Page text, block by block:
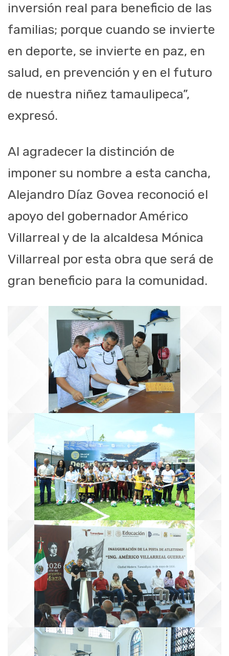
inversión real para beneficio de las
familias; porque cuando se invierte
en deporte, se invierte en paz, en
salud, en prevención y en el futuro
de nuestra niñez tamaulipeca”,
expresó.
Al agradecer la distinción de
imponer su nombre a esta cancha,
Alejandro Díaz Govea reconoció el
apoyo del gobernador Américo
Villarreal y de la alcaldesa Mónica
Villarreal por esta obra que será de
gran beneficio para la comunidad.